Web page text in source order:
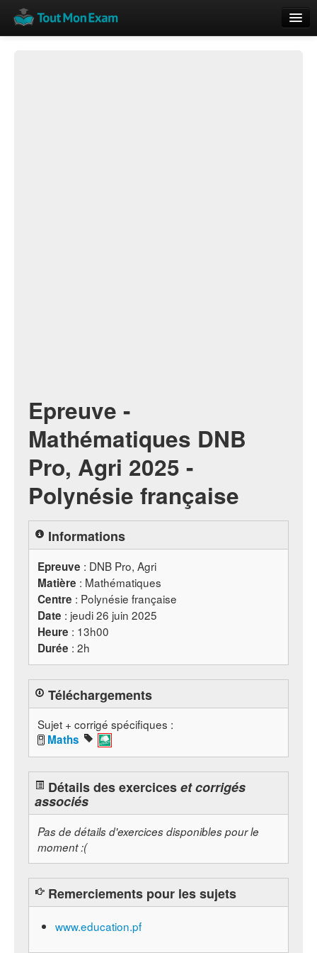
Epreuve -
Mathématiques DNB
Pro, Agri 2025 -
Polynésie française
Informations
Epreuve : DNB Pro, Agri
Matière : Mathématiques
Centre : Polynésie française
Date : jeudi 26 juin 2025
Heure : 13h00
Durée : 2h
Téléchargements
Sujet + corrigé spécifiques :
Maths
Détails des exerciceset corrigés
associés
Pas de détails d'exercices disponibles pour le
moment :(
Remerciements pour les sujets
www.education.pf